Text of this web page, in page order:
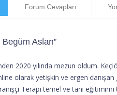
Forum Cevapları
Aslan”
2020 yılında mezun oldum.
olarak yetişkin ve ergen
Terapi temel ve tanı